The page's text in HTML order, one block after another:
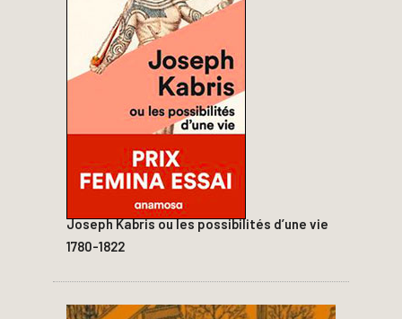
Joseph Kabris ou les possibilités d’une vie
1780-1822